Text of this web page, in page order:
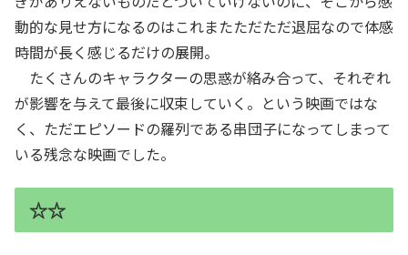
動的な見せ方になるのはこれまたただただ退屈なので体感
時間が長く感じるだけの展開。
たくさんのキャラクターの思惑が絡み合って、それぞれ
が影響を与えて最後に収束していく。という映画ではな
く、ただエピソードの羅列である串団子になってしまって
いる残念な映画でした。
☆☆